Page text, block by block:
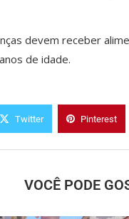
devem receber
de idade.
Twitter Pinterest
VOCÊ PODE